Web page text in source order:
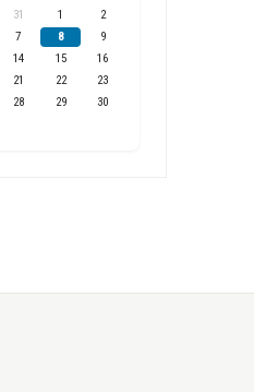
31 1
2
7 8
9
14 15
16
21 22
23
28 29
30